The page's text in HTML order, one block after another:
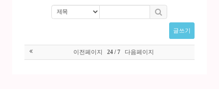
글쓰기
이전페이지 24 / 7 다음페이지